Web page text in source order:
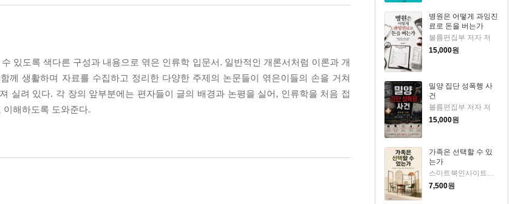
병원은 어떻게 과잉진
료로 돈을 버는가
볼륨편집부 저자 저
15,000원
밀양 집단 성폭행 사
건
볼륨편집부 저자 저
15,000원
가족은 선택할 수 있
는가
스마트북인사이트랩 저
7,500원
있도록 색다른 구성과 내용으로 엮은 인류학 입문서. 일반적인 개론서처럼 이론과 개
께 생활하며 자료를 수집하고 정리한 다양한 주제의 논문들이 엮은이들의 손을 거쳐
실려 있다. 각 장의 앞부분에는 편자들이 글의 배경과 논평을 실어, 인류학을 처음 접
해하도록 도와준다.